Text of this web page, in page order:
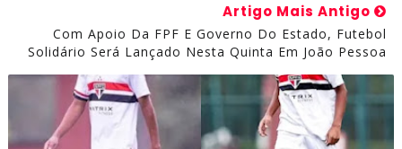
Artigo Mais Antigo
Com Apoio Da FPF E Governo Do Estado, Futebol
Solidário Será Lançado Nesta Quinta Em João Pessoa